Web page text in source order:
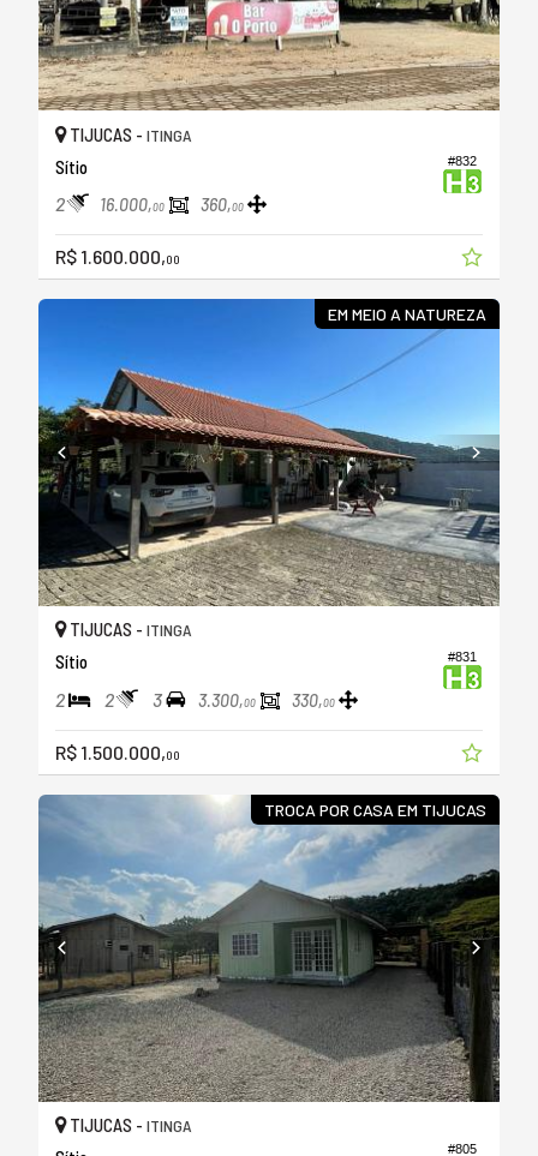
#832
TIJUCAS - ITINGA
Sítio
2 16.000,00 360,00
R$ 1.600.000,00
EM MEIO A NATUREZA
#831
TIJUCAS - ITINGA
Sítio
2 2 3 3.300,00 330,00
R$ 1.500.000,00
TROCA POR CASA EM TIJUCAS
#805
TIJUCAS - ITINGA